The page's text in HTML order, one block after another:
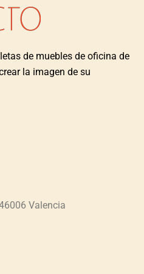
de muebles de oficina de
la imagen de su
Valencia